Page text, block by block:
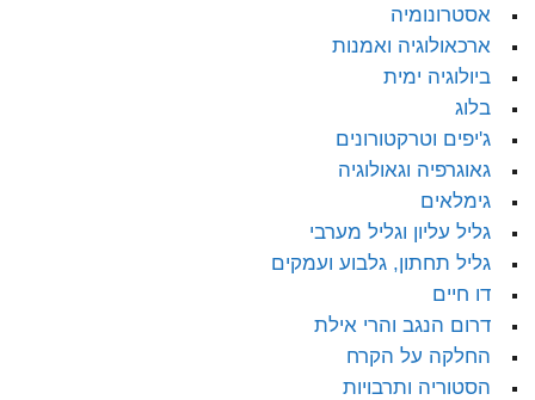
אסטרונומיה
ארכאולוגיה ואמנות
ביולוגיה ימית
בלוג
ג'יפים וטרקטורונים
גאוגרפיה וגאולוגיה
גימלאים
גליל עליון וגליל מערבי
גליל תחתון, גלבוע ועמקים
דו חיים
דרום הנגב והרי אילת
החלקה על הקרח
הסטוריה ותרבויות